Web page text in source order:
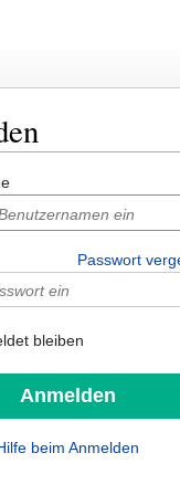
Passwort
bleiben
beim Anmelden